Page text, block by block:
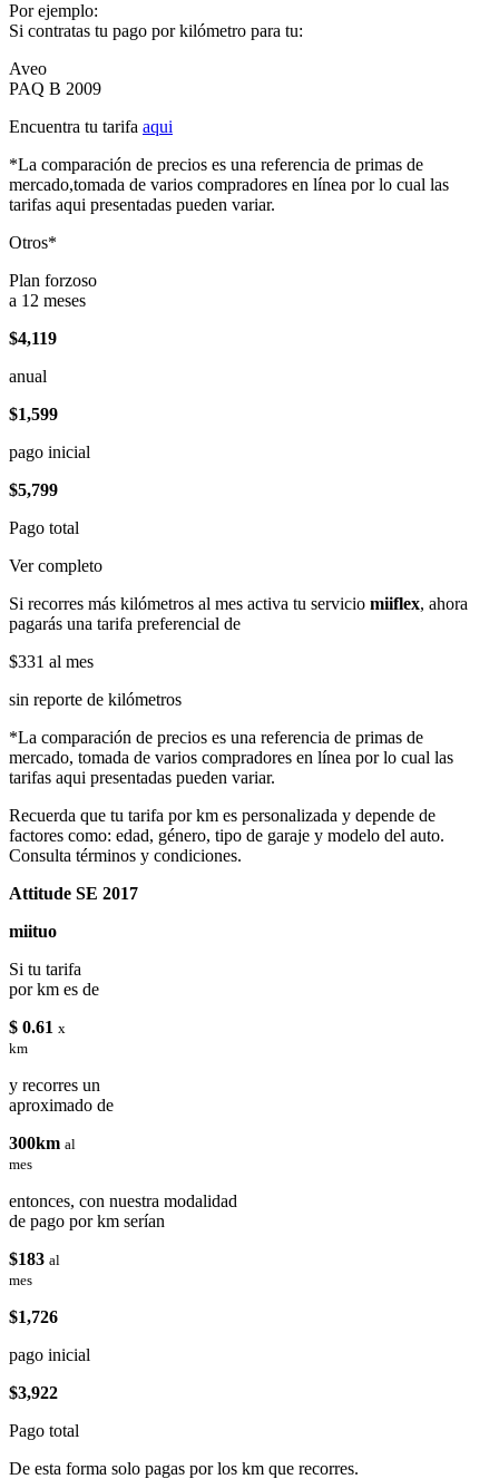
Por ejemplo:
Si contratas tu pago por kilómetro para tu:
Aveo
PAQ B 2009
Encuentra tu tarifa aqui
*La comparación de precios es una referencia de primas de
mercado,tomada de varios compradores en línea por lo cual las
tarifas aqui presentadas pueden variar.
Otros*
Plan forzoso
a 12 meses
$4,119
anual
$1,599
pago inicial
$5,799
Pago total
Ver completo
Si recorres más kilómetros al mes activa tu servicio miiflex, ahora
pagarás una tarifa preferencial de
$331 al mes
sin reporte de kilómetros
*La comparación de precios es una referencia de primas de
mercado, tomada de varios compradores en línea por lo cual las
tarifas aqui presentadas pueden variar.
Recuerda que tu tarifa por km es personalizada y depende de
factores como: edad, género, tipo de garaje y modelo del auto.
Consulta términos y condiciones.
Attitude SE 2017
miituo
Si tu tarifa
por km es de
$ 0.61 x
km
y recorres un
aproximado de
300km al
mes
entonces, con nuestra modalidad
de pago por km serían
$183 al
mes
$1,726
pago inicial
$3,922
Pago total
De esta forma solo pagas por los km que recorres.